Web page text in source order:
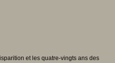
et les quatre-vingts ans des